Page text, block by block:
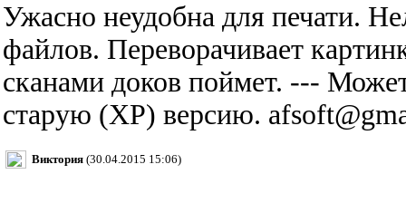
Ужасно неудобна для печати.
файлов. Переворачивает
сканами доков поймет. ---
старую (ХР) версию.
Виктория (30.04.2015 15:06)